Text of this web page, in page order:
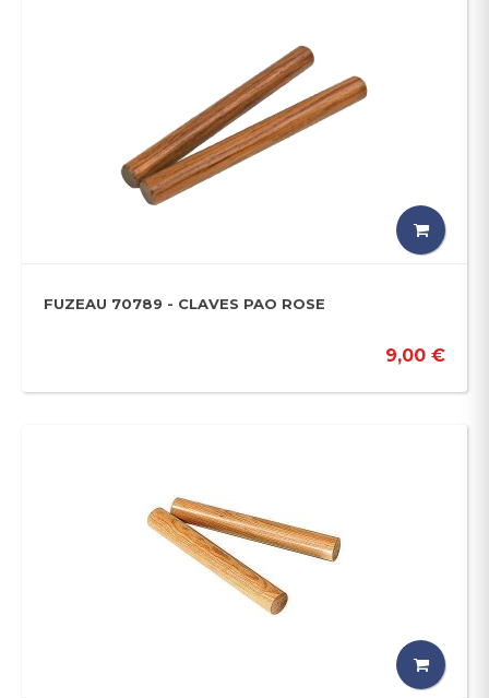
FUZEAU 70789 - CLAVES PAO ROSE
9,00 €